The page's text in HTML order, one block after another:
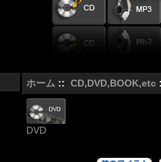
ホーム :: CD,DVD,BOOK,etc
DVD